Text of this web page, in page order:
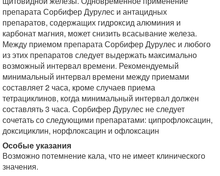
препарата Сорбифер Дурулес и антацидных
препаратов, содержащих гидроксид алюминия и
карбонат магния, может снизить всасывание железа.
Между приемом препарата Сорбифер Дурулес и любого
из этих препаратов следует выдержать максимально
возможный интервал времени. Рекомендуемый
минимальный интервал времени между приемами
составляет 2 часа, кроме случаев приема
тетрациклинов, когда минимальный интервал должен
составлять 3 часа. Сорбифер Дурулес не следует
сочетать со следующими препаратами: ципрофлоксацин,
доксициклин, норфлоксацин и офлоксацин
Особые указания
Возможно потемнение кала, что не имеет клинического
значения.